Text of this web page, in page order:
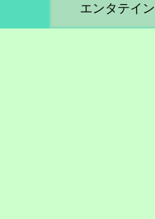
エンタテイ